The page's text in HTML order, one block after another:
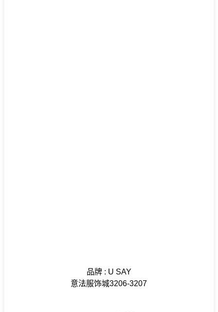
品牌 : U SAY
意法服饰城3206-3207